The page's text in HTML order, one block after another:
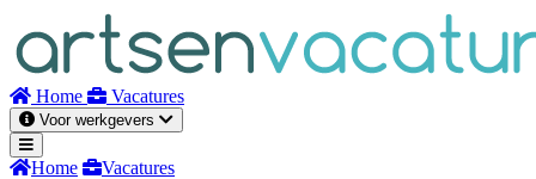
inhoud
Home Vacatures
Voor werkgevers
Home
Vacatures